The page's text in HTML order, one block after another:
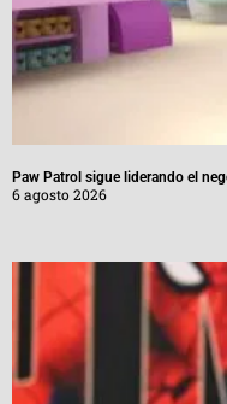
Paw Patrol sigue liderando el
6 agosto 2026